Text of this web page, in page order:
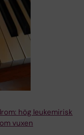
hög leukemirisk
vuxen